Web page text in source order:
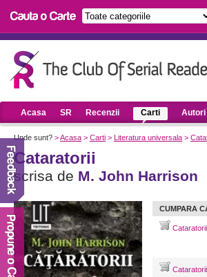
Acasa SR Recenzii Carti Autori
Unde sunt? >Acasa > Carti > Literatura universala >
Cataratorii
scrisa de M. John Harrison
CUMPARA
Cataratorii
Cataratorii